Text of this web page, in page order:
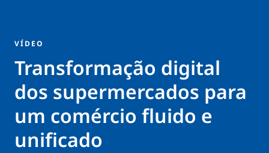
VÍDEO
Transformação digital
dos supermercados para
um comércio fluido e
unificado